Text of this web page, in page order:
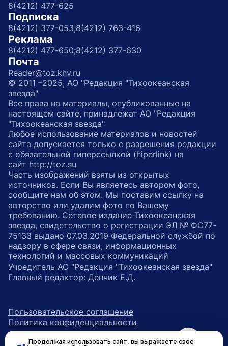
8(4212) 477-625
Подписка
8(4212) 377-053;8(4212) 763-416
Реклама
8(4212) 477-650;8(4212) 377-630
Почта
Reader@toz.khv.ru
© 2011 –2025, АО "Редакция "Тихоокеанская
звезда"
Все права на материалы, опубликованные на
настоящем сайте, принадлежат АО "Редакция
"Тихоокеанская звезда"
Любое использование материалов и новостей
сайта допускается только с разрешения редакции
с обязательной гиперссылкой (hiperlink) на
сайт http://toz.su
Часть изображений взяты из открытых
источников. Если Вы являетесь автором фото,
сообщите нам об этом. Мы поставим ссылку на
авторство или удалим фото по Вашему
требованию. Сетевое издание Тихоокеанская
звезда, свидетельство о регистрации ЭЛ № ФС77-
75133 выдано 07.03.2019 Федеральной службой по
надзору в сфере связи, информационных
технологий и массовых коммуникаций
Учредитель АО "Редакция "Тихоокеанская звезда"
Главный редактор: Денчик Е.Д.
Пользовательское соглашение
Политика конфиденциальности
Продолжая использовать сайт, вы выражаете свое